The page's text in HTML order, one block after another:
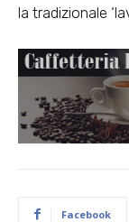
la tradizionale
Facebook